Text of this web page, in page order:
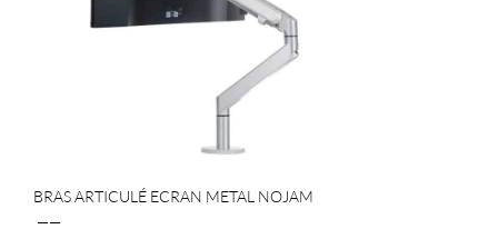
BRAS ARTICULÉ ECRAN METAL NOJAM
——